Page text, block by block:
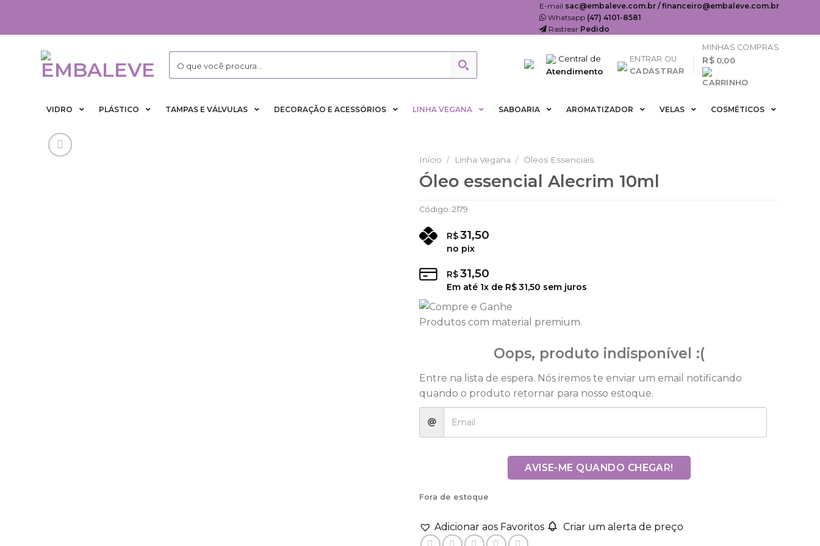
content
E-mail sac@embaleve.com.br / financeiro@embaleve.com.br
Whatsapp (47) 4101-8581
Rastrear Pedido
Central de
Atendimento
ENTRAR OU
CADASTRAR
MINHAS COMPRAS
R$ 0,00
VIDRO PLÁSTICO TAMPAS E VÁLVULAS DECORAÇÃO E ACESSÓRIOS LINHA VEGANA SABOARIA AROMATIZADOR VELAS COSMÉTICOS
Início / Linha Vegana / Óleos Essenciais
Óleo essencial Alecrim 10ml
Código: 2179
R$31,50
no pix
R$31,50
Em até 1x de R$31,50 sem juros
Produtos com material premium.
Oops, produto indisponível :(
Entre na lista de espera. Nós iremos te enviar um email notificando
quando o produto retornar para nosso estoque.
AVISE-ME QUANDO CHEGAR!
Fora de estoque
Adicionar aos Favoritos Criar um alerta de preço